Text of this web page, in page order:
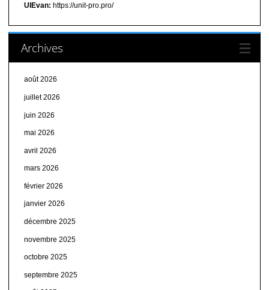
UIEvan: https://unit-pro.pro/
Archives
août 2026
juillet 2026
juin 2026
mai 2026
avril 2026
mars 2026
février 2026
janvier 2026
décembre 2025
novembre 2025
octobre 2025
septembre 2025